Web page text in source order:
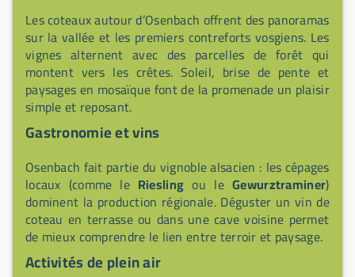
Les coteaux autour d’Osenbach offrent des panoramas
sur la vallée et les premiers contreforts vosgiens. Les
vignes alternent avec des parcelles de forêt qui
montent vers les crêtes. Soleil, brise de pente et
paysages en mosaïque font de la promenade un plaisir
simple et reposant.
Gastronomie et vins
Osenbach fait partie du vignoble alsacien : les cépages
locaux (comme le Riesling ou leGewurztraminer)
dominent la production régionale. Déguster un vin de
coteau en terrasse ou dans une cave voisine permet
de mieux comprendre le lien entre terroir et paysage.
Activités de plein air